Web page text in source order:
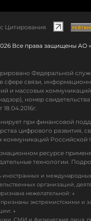
Все права защищены АО
Федеральной
сфере связи,
и массовых коммуникаций
номер
18.04.2016г.
при финансовой
цифрового развития,
коммуникаций Российской
ресурсе
технологии.
иностранных и
организаций,
нежелательной: ↓
экстремистскими и
↓
СМИ и физические лица,